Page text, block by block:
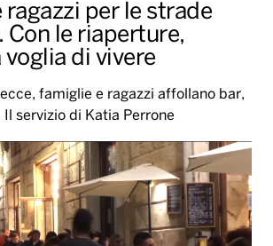
Astrabilia 2026
ragazzi per le strade
Con le riaperture,
voglia di vivere
famiglie e ragazzi affollano bar,
servizio di Katia Perrone